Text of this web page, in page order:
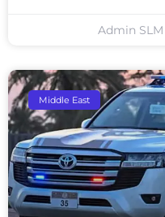
Admin SLM
Middle East